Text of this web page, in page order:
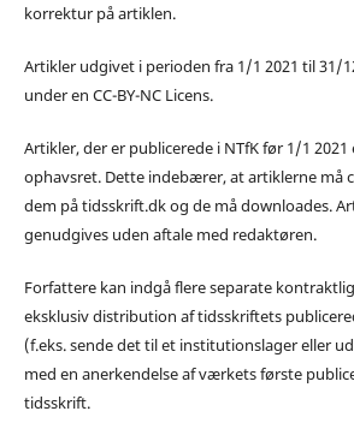
korrektur på artiklen.
Artikler udgivet i perioden fra 1/1 2021 til 31/
under en CC-BY-NC Licens.
Artikler, der er publicerede i NTfK før 1/1
ophavsret. Dette indebærer, at artiklerne må
dem på tidsskrift.dk og de må downloades.
genudgives uden aftale med redaktøren.
Forfattere kan indgå flere separate
eksklusiv distribution af tidsskriftets
(f.eks. sende det til et institutionslager eller
med en anerkendelse af værkets første
tidsskrift.